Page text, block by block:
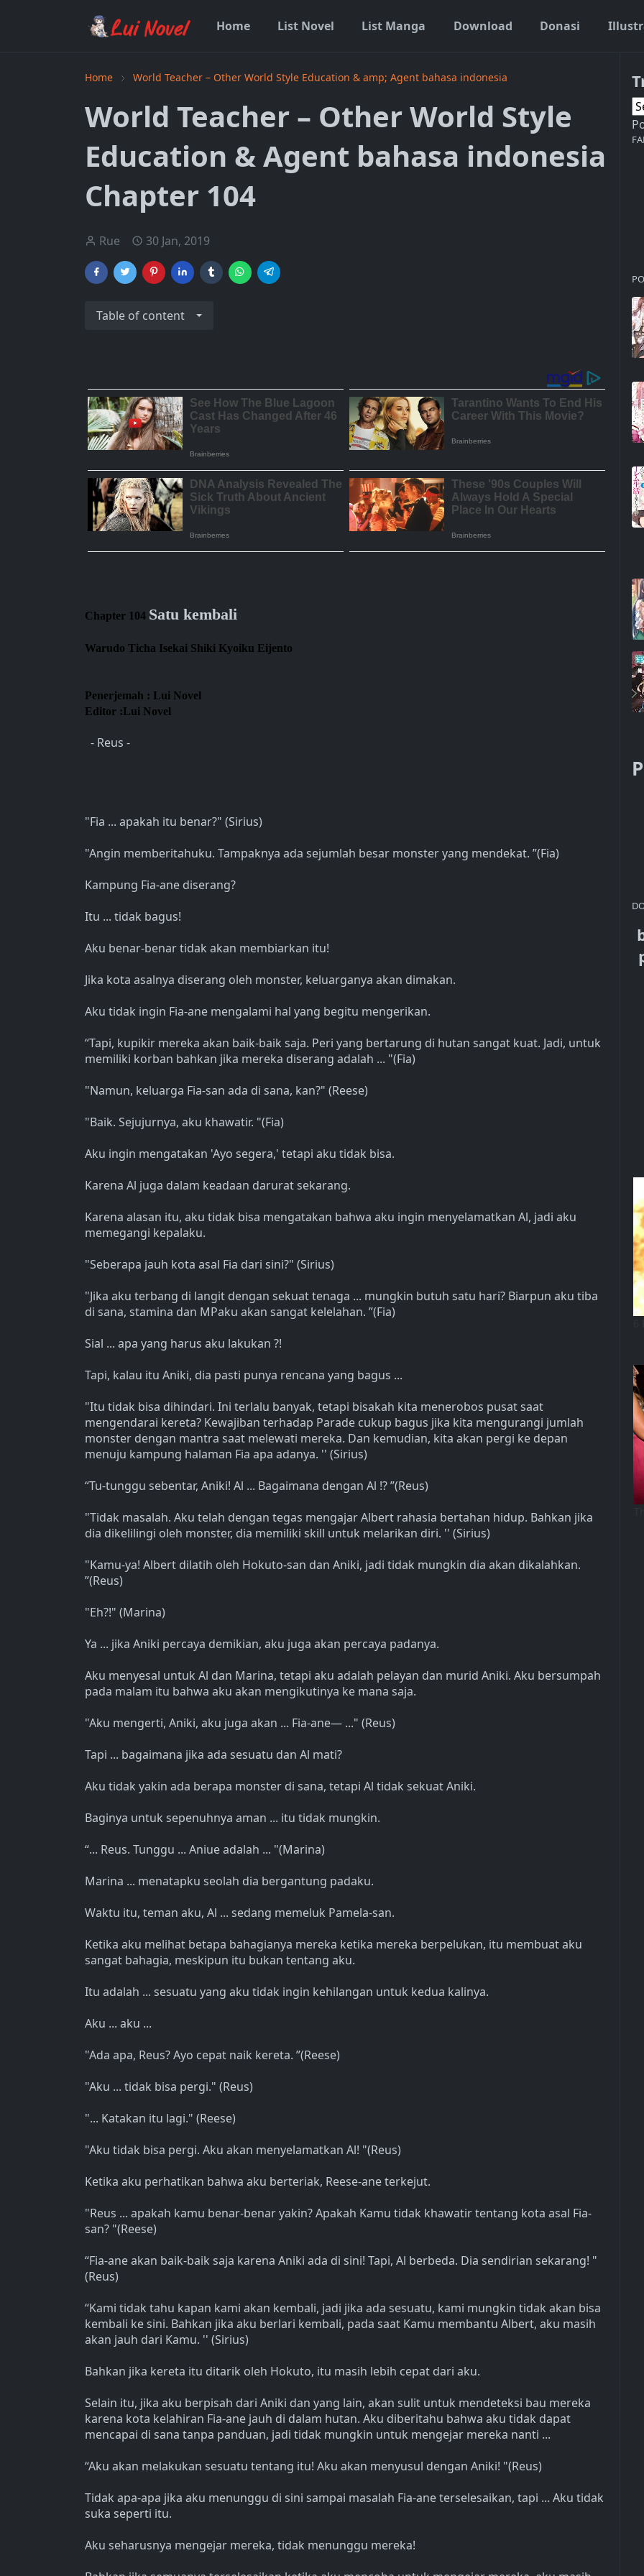
Home List Novel List Manga Download Donasi
Home World Teacher – Other World Style Education & amp; Agent bahasa indonesia
World Teacher – Other World Style
Education & Agent bahasa indonesia
Chapter 104
Rue 30 Jan, 2019
Table of content
Chapter 104 Satu kembali
Warudo Ticha Isekai Shiki Kyoiku Eijento
Penerjemah : Lui Novel
Editor :Lui Novel
- Reus -
"Fia ... apakah itu benar?" (Sirius)
"Angin memberitahuku. Tampaknya ada sejumlah besar monster yang mendekat. ”(Fia)
Kampung Fia-ane diserang?
Itu ... tidak bagus!
Aku benar-benar tidak akan membiarkan itu!
Jika kota asalnya diserang oleh monster, keluarganya akan dimakan.
Aku tidak ingin Fia-ane mengalami hal yang begitu mengerikan.
“Tapi, kupikir mereka akan baik-baik saja. Peri yang bertarung di hutan sangat kuat. Jadi, untuk
memiliki korban bahkan jika mereka diserang adalah ... "(Fia)
"Namun, keluarga Fia-san ada di sana, kan?" (Reese)
"Baik. Sejujurnya, aku khawatir. "(Fia)
Aku ingin mengatakan 'Ayo segera,' tetapi aku tidak bisa.
Karena Al juga dalam keadaan darurat sekarang.
Karena alasan itu, aku tidak bisa mengatakan bahwa aku ingin menyelamatkan Al, jadi aku
memegangi kepalaku.
"Seberapa jauh kota asal Fia dari sini?" (Sirius)
"Jika aku terbang di langit dengan sekuat tenaga ... mungkin butuh satu hari? Biarpun aku tiba
di sana, stamina dan MPaku akan sangat kelelahan. ”(Fia)
Sial ... apa yang harus aku lakukan ?!
Tapi, kalau itu Aniki, dia pasti punya rencana yang bagus ...
"Itu tidak bisa dihindari. Ini terlalu banyak, tetapi bisakah kita menerobos pusat saat
mengendarai kereta? Kewajiban terhadap Parade cukup bagus jika kita mengurangi jumlah
monster dengan mantra saat melewati mereka. Dan kemudian, kita akan pergi ke depan
menuju kampung halaman Fia apa adanya. '' (Sirius)
“Tu-tunggu sebentar, Aniki! Al ... Bagaimana dengan Al !? ”(Reus)
"Tidak masalah. Aku telah dengan tegas mengajar Albert rahasia bertahan hidup. Bahkan jika
dia dikelilingi oleh monster, dia memiliki skill untuk melarikan diri. '' (Sirius)
"Kamu-ya! Albert dilatih oleh Hokuto-san dan Aniki, jadi tidak mungkin dia akan dikalahkan.
”(Reus)
"Eh?!" (Marina)
Ya ... jika Aniki percaya demikian, aku juga akan percaya padanya.
Aku menyesal untuk Al dan Marina, tetapi aku adalah pelayan dan murid Aniki. Aku bersumpah
pada malam itu bahwa aku akan mengikutinya ke mana saja.
"Aku mengerti, Aniki, aku juga akan ... Fia-ane— ..." (Reus)
Tapi ... bagaimana jika ada sesuatu dan Al mati?
Aku tidak yakin ada berapa monster di sana, tetapi Al tidak sekuat Aniki.
Baginya untuk sepenuhnya aman ... itu tidak mungkin.
“... Reus. Tunggu ... Aniue adalah ... "(Marina)
Marina ... menatapku seolah dia bergantung padaku.
Waktu itu, teman aku, Al ... sedang memeluk Pamela-san.
Ketika aku melihat betapa bahagianya mereka ketika mereka berpelukan, itu membuat aku
sangat bahagia, meskipun itu bukan tentang aku.
Itu adalah ... sesuatu yang aku tidak ingin kehilangan untuk kedua kalinya.
Aku ... aku ...
"Ada apa, Reus? Ayo cepat naik kereta. ”(Reese)
"Aku ... tidak bisa pergi." (Reus)
"... Katakan itu lagi." (Reese)
"Aku tidak bisa pergi. Aku akan menyelamatkan Al! "(Reus)
Ketika aku perhatikan bahwa aku berteriak, Reese-ane terkejut.
"Reus ... apakah kamu benar-benar yakin? Apakah Kamu tidak khawatir tentang kota asal Fia-
san? "(Reese)
“Fia-ane akan baik-baik saja karena Aniki ada di sini! Tapi, Al berbeda. Dia sendirian sekarang! "
(Reus)
“Kami tidak tahu kapan kami akan kembali, jadi jika ada sesuatu, kami mungkin tidak akan bisa
kembali ke sini. Bahkan jika aku berlari kembali, pada saat Kamu membantu Albert, aku masih
akan jauh dari Kamu. '' (Sirius)
Bahkan jika kereta itu ditarik oleh Hokuto, itu masih lebih cepat dari aku.
Selain itu, jika aku berpisah dari Aniki dan yang lain, akan sulit untuk mendeteksi bau mereka
karena kota kelahiran Fia-ane jauh di dalam hutan. Aku diberitahu bahwa aku tidak dapat
mencapai di sana tanpa panduan, jadi tidak mungkin untuk mengejar mereka nanti ...
“Aku akan melakukan sesuatu tentang itu! Aku akan menyusul dengan Aniki! "(Reus)
Tidak apa-apa jika aku menunggu di sini sampai masalah Fia-ane terselesaikan, tapi ... Aku tidak
suka seperti itu.
Aku seharusnya mengejar mereka, tidak menunggu mereka!